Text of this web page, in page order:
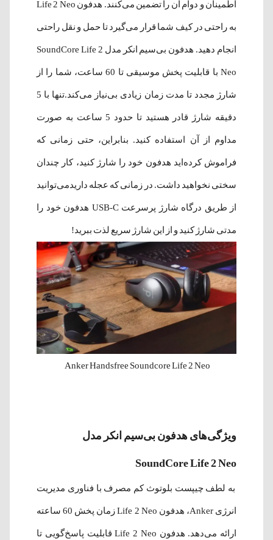
اطمینان و دوام آن را تضمین می‌کنند. هدفون Life 2 Neo
به راحتی در کیف شما قرار می‌گیرد تا حمل و نقل راحتی
انجام دهید. هدفون بی‌سیم انکر مدل SoundCore Life 2
Neo با قابلیت پخش موسیقی تا 60 ساعت، شما را از
شارژ مجدد تا مدت زمان زیادی بی‌نیاز می‌کند.تنها با 5
دقیقه شارژ قادر هستید تا حدود 5 ساعت به صورت
مداوم از آن استفاده کنید. بنابراین، حتی زمانی که
فراموش کرده‌اید هدفون خود را شارژ کنید، کار چندان
سختی نخواهید داشت. در زمانی که عجله داریدمی‌توانید
از طریق درگاه شارژ پرسرعت USB-C هدفون خود را
مدتی شارژ کنید و از این شارژ سریع لذت ببرید!
Anker Handsfree Soundcore Life 2 Neo
ویژگی‌های هدفون بی‌سیم انکر مدل
SoundCore Life 2 Neo
به لطف چیپست بلوتوث کم مصرف با فناوری مدیریت
انرژی Anker، هدفون Life 2 Neo زمان پخش 60 ساعته
ارائه می‌دهد. هدفون Life 2 Neo قابلیت پاسخ‌گویی تا